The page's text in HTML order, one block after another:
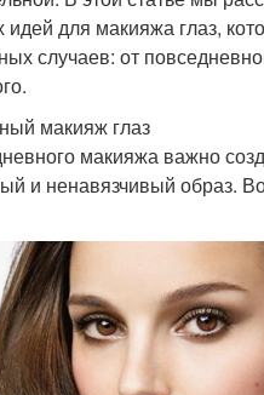
идей для макияжа глаз,
случаев: от
макияж глаз
макияжа важно
и ненавязчивый образ.